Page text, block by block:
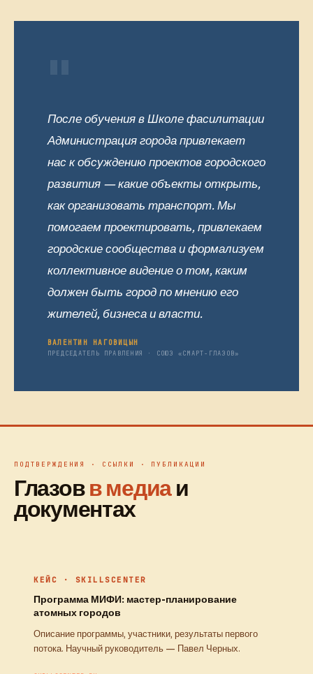
После обучения в Школе фасилитации
Администрация города привлекает
нас к обсуждению проектов городского
развития — какие объекты открыть,
как организовать транспорт. Мы
помогаем проектировать, привлекаем
городские сообщества и формализуем
коллективное видение о том, каким
должен быть город по мнению его
жителей, бизнеса и власти.
ВАЛЕНТИН НАГОВИЦЫН
ПРЕДСЕДАТЕЛЬ ПРАВЛЕНИЯ · СОЮЗ «СМАРТ-ГЛАЗОВ»
ПОДТВЕРЖДЕНИЯ · ССЫЛКИ · ПУБЛИКАЦИИ
Глазовв медиаи
документах
КЕЙС · SKILLSCENTER
Программа МИФИ: мастер-планирование
атомных городов
Описание программы, участники, результаты первого
потока. Научный руководитель — Павел Черных.